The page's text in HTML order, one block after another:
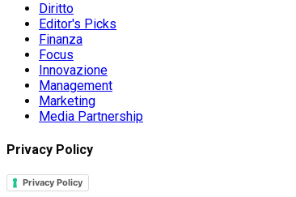
Diritto
Editor's Picks
Finanza
Focus
Innovazione
Management
Marketing
Media Partnership
Privacy Policy
Privacy Policy